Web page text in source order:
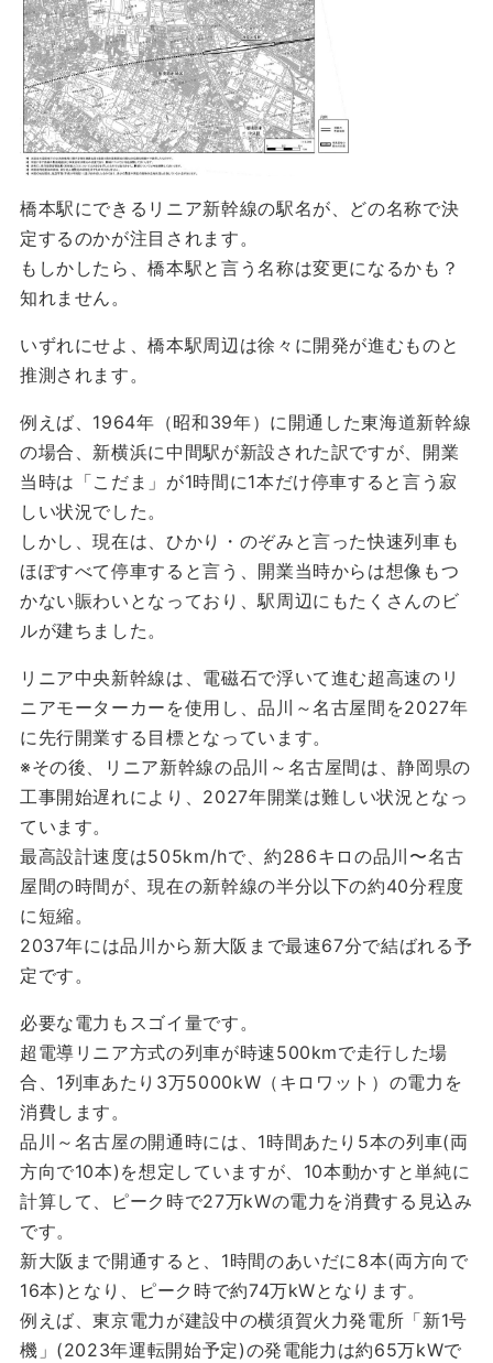
橋本駅にできるリニア新幹線の駅名が、どの名称で決
定するのかが注目されます。
もしかしたら、橋本駅と言う名称は変更になるかも？
知れません。
いずれにせよ、橋本駅周辺は徐々に開発が進むものと
推測されます。
例えば、1964年（昭和39年）に開通した東海道新幹線
の場合、新横浜に中間駅が新設された訳ですが、開業
当時は「こだま」が1時間に1本だけ停車すると言う寂
しい状況でした。
しかし、現在は、ひかり・のぞみと言った快速列車も
ほぽすべて停車すると言う、開業当時からは想像もつ
かない賑わいとなっており、駅周辺にもたくさんのビ
ルが建ちました。
リニア中央新幹線は、電磁石で浮いて進む超高速のリ
ニアモーターカーを使用し、品川～名古屋間を2027年
に先行開業する目標となっています。
※その後、リニア新幹線の品川～名古屋間は、静岡県の
工事開始遅れにより、2027年開業は難しい状況となっ
ています。
最高設計速度は505km/hで、約286キロの品川〜名古
屋間の時間が、現在の新幹線の半分以下の約40分程度
に短縮。
2037年には品川から新大阪まで最速67分で結ばれる予
定です。
必要な電力もスゴイ量です。
超電導リニア方式の列車が時速500kmで走行した場
合、1列車あたり3万5000kW（キロワット）の電力を
消費します。
品川～名古屋の開通時には、1時間あたり5本の列車(両
方向で10本)を想定していますが、10本動かすと単純に
計算して、ピーク時で27万kWの電力を消費する見込み
です。
新大阪まで開通すると、1時間のあいだに8本(両方向で
16本)となり、ピーク時で約74万kWとなります。
例えば、東京電力が建設中の横須賀火力発電所「新1号
機」(2023年運転開始予定)の発電能力は約65万kWで